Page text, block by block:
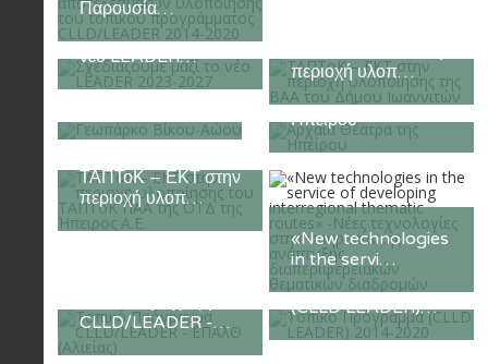
Παρουσία…
Σχεδίαζουμε μαζί το
νέο LEADER…
περιοχή υλοπ…
Γεωπάρκο Βίκου-
Αρχαία Θέατρα της
Ηπείρου
ΤΑΠΤοΚ – ΕΚΤ στην
περιοχή υλοπ…
«New technologies
in the servi…
CLLD/LEADER -…
Τοπικό Πρόγραμμα
(CLLD LEADER)…